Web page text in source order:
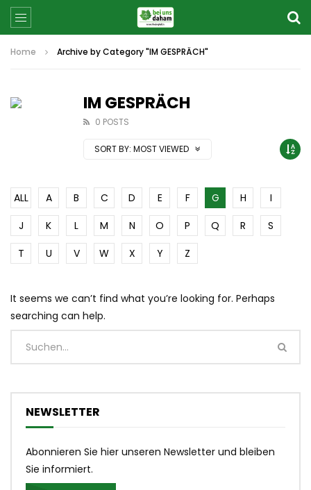
Home Archive by Category "IM GESPRÄCH"
IM GESPRÄCH
0 POSTS
SORT BY: MOST VIEWED
ALL A B C D E F G H
I
J
K L M N O P Q R
S
T
U V W X Y Z
It seems we can’t find what you’re looking for. Perhaps
searching can help.
NEWSLETTER
Abonnieren Sie hier unseren Newsletter und bleiben
Sie informiert.